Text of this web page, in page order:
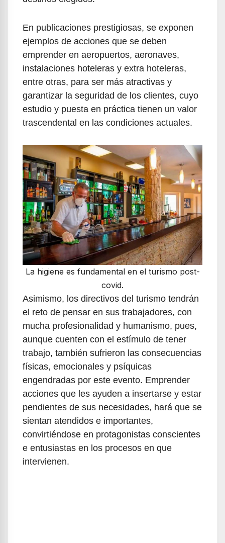
En publicaciones prestigiosas, se exponen
ejemplos de acciones que se deben
emprender en aeropuertos, aeronaves,
instalaciones hoteleras y extra hoteleras,
entre otras, para ser más atractivas y
garantizar la seguridad de los clientes, cuyo
estudio y puesta en práctica tienen un valor
trascendental en las condiciones actuales.
La higiene es fundamental en el turismo post-
covid.
Asimismo, los directivos del turismo tendrán
el reto de pensar en sus trabajadores, con
mucha profesionalidad y humanismo, pues,
aunque cuenten con el estímulo de tener
trabajo, también sufrieron las consecuencias
físicas, emocionales y psíquicas
engendradas por este evento. Emprender
acciones que les ayuden a insertarse y estar
pendientes de sus necesidades, hará que se
sientan atendidos e importantes,
convirtiéndose en protagonistas conscientes
e entusiastas en los procesos en que
intervienen.